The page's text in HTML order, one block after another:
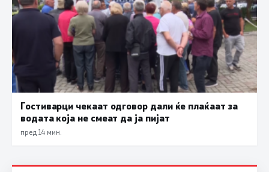
Гостиварци чекаат одговор дали ќе плаќаат за
водата која не смеат да ја пијат
пред 14 мин.